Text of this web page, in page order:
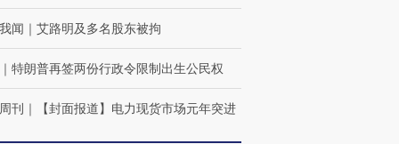
闻 ｜ 艾路明及多名股东被拘
｜ 特朗普再签两份行政令限制出生公民权
刊 ｜ 【封面报道】电力现货市场元年突进